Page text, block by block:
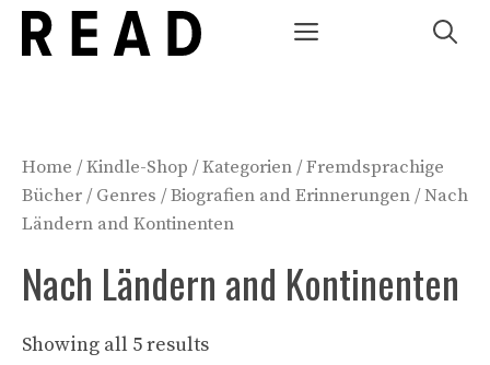
Zum
Inhalt
Menü
Home /Kindle-Shop /Kategorien/Fremdsprachige
Bücher/Genres /Biografien and Erinnerungen/ Nach
Ländern and Kontinenten
Nach Ländern and Kontinenten
Showing all 5 results